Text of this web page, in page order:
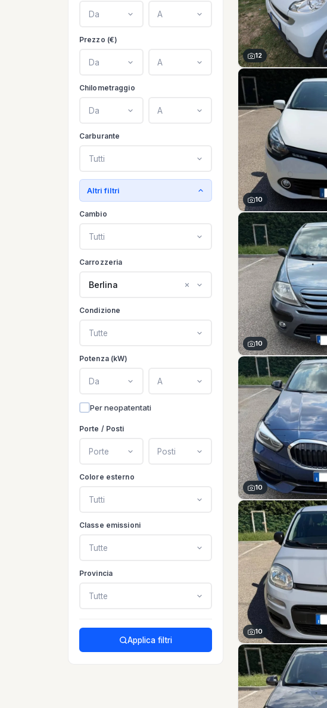
Da A
Prezzo (€)
Da A
Chilometraggio
Da A
Carburante
Tutti
Altri filtri
Cambio
Tutti
Carrozzeria
Berlina
Condizione
Tutte
Potenza (kW)
Da A
Per neopatentati
Porte / Posti
Porte Posti
Colore esterno
Tutti
Classe emissioni
Tutte
Provincia
Tutte
Applica filtri
12
10
10
10
10